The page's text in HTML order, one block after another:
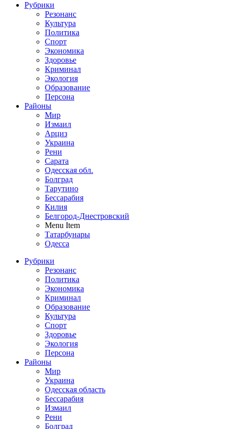
Рубрики
Резонанс
Культура
Политика
Спорт
Экономика
Здоровье
Криминал
Экология
Образование
Персона
Районы
Мир
Измаил
Арциз
Украина
Рени
Сарата
Одесская обл.
Болград
Тарутино
Бессарабия
Килия
Белгород-Днестровский
Menu Item
Татарбунары
Одесса
Рубрики
Резонанс
Политика
Экономика
Криминал
Образование
Культура
Спорт
Здоровье
Экология
Персона
Районы
Мир
Украина
Одесская область
Бессарабия
Измаил
Рени
Болград